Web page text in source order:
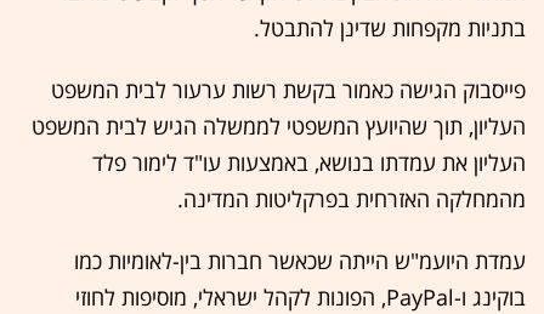
בתניות מקפחות שדינן להתבטל.
פייסבוק הגישה כאמור בקשת רשות ערעור לבית המשפט
העליון, תוך שהיועץ המשפטי לממשלה הגיש לבית המשפט
העליון את עמדתו בנושא, באמצעות עו"ד לימור פלד
מהמחלקה האזרחית בפרקליטות המדינה.
עמדת היועמ"ש הייתה שכאשר חברות בין-לאומיות כמו
בוקינג ו-PayPal, הפונות לקהל ישראלי, מוסיפות לחוזי